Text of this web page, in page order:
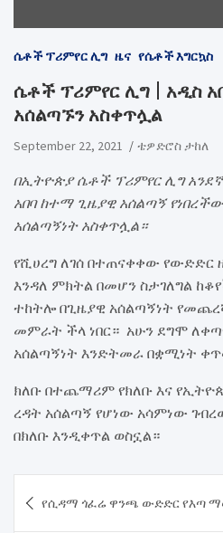
ሴቶች ፕሪምየር ሊግ ዜና የሴቶች እግርኳስ
ሴቶች ፕሪምየር ሊግ | አዲስ
አሰልጣኙን አስቀጥሏል
September 22, 2021 ቴዎድሮስ ታከለ
በኢትዮጵያ ሴቶች ፕሪምየር ሊግ
አበባ ከተማ ጊዜያዊ አሰልጣኝ የነበረችው
አሰልጣኝነት አስቀጥሏል።
የሺሀረግ ለገሰ በተጠናቀቀው
እንዳለ ምክትል በመሆን ስታገለግል
ተከትሎ በጊዜያዊ አሰልጣኝነት
መምራት ችላ ነበር። አሁን ደግሞ
አሰልጣኝነት እንድትመራ በቋሚነት
ክለቡ በተጨማሪም የክለቡ እና
ረዳት አሰልጣኝ የሆነው አሳምነው
በክለቡ እንዲቀጥል ወስኗል።
navigation
የሲዳማ ጎፈሬ ዋንጫ ውድድር የእጣ